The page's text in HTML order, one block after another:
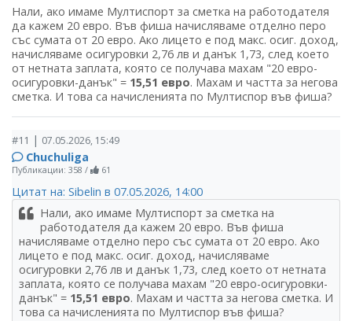
Нали, ако имаме Мултиспорт за сметка на работодателя
да кажем 20 евро. Във фиша начисляваме отделно перо
със сумата от 20 евро. Ако лицето е под макс. осиг. доход,
начисляваме осигуровки 2,76 лв и данък 1,73, след което
от нетната заплата, която се получава махам "20 евро-
осигуровки-данък" = 15,51 евро. Махам и частта за негова
сметка. И това са начисленията по Мултиспор във фиша?
#11 | 07.05.2026, 15:49
Chuchuliga
Публикации: 358 / 61
Цитат на: Sibelin в 07.05.2026, 14:00
Нали, ако имаме Мултиспорт за сметка на
работодателя да кажем 20 евро. Във фиша
начисляваме отделно перо със сумата от 20 евро. Ако
лицето е под макс. осиг. доход, начисляваме
осигуровки 2,76 лв и данък 1,73, след което от нетната
заплата, която се получава махам "20 евро-осигуровки-
данък" = 15,51 евро. Махам и частта за негова сметка. И
това са начисленията по Мултиспор във фиша?